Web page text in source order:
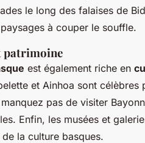
le long des falaises de
à couper le souffle.
patrimoine
est également riche en
et Ainhoa sont
pas de visiter
Enfin, les musées et
la culture basques.